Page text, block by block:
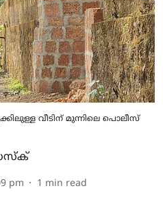
വീടിന് മുന്നിലെ പൊലീസ്
pm 1 min read